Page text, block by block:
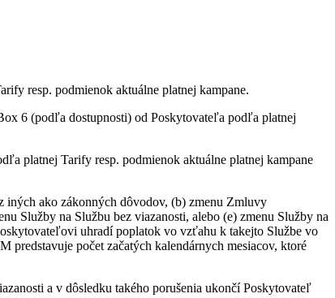
resp. podmienok aktuálne platnej kampane.
6 (podľa dostupnosti) od Poskytovateľa podľa platnej
platnej Tarify resp. podmienok aktuálne platnej kampane
iných ako zákonných dôvodov, (b) zmenu Zmluvy
Služby na Službu bez viazanosti, alebo (e) zmenu Služby na
uhradí poplatok vo vzťahu k takejto Službe vo
počet začatých kalendárnych mesiacov, ktoré
a v dôsledku takého porušenia ukončí Poskytovateľ